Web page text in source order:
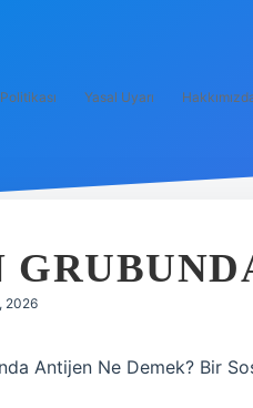
Yasal Uyarı
2026
Antijen Ne Demek? Bir